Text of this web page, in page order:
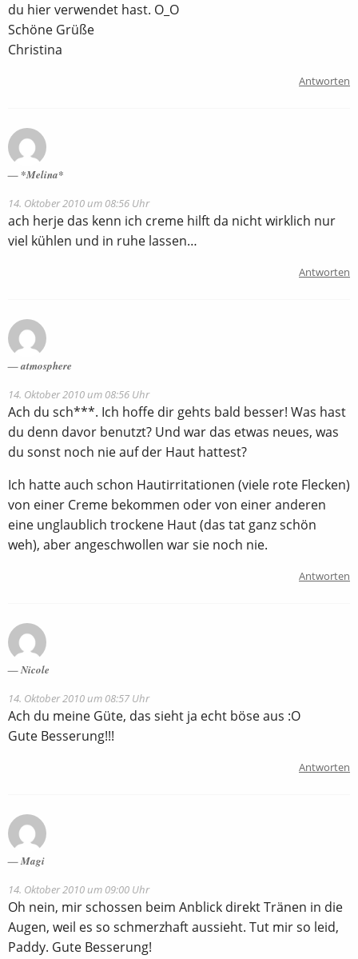
du hier verwendet hast. O_O
Schöne Grüße
Christina
Antworten
*Melina*
14. Oktober 2010 um 08:56 Uhr
ach herje das kenn ich creme hilft da nicht wirklich nur
viel kühlen und in ruhe lassen…
Antworten
atmosphere
14. Oktober 2010 um 08:56 Uhr
Ach du sch***. Ich hoffe dir gehts bald besser! Was hast
du denn davor benutzt? Und war das etwas neues, was
du sonst noch nie auf der Haut hattest?
Ich hatte auch schon Hautirritationen (viele rote Flecken)
von einer Creme bekommen oder von einer anderen
eine unglaublich trockene Haut (das tat ganz schön
weh), aber angeschwollen war sie noch nie.
Antworten
Nicole
14. Oktober 2010 um 08:57 Uhr
Ach du meine Güte, das sieht ja echt böse aus :O
Gute Besserung!!!
Antworten
Magi
14. Oktober 2010 um 09:00 Uhr
Oh nein, mir schossen beim Anblick direkt Tränen in die
Augen, weil es so schmerzhaft aussieht. Tut mir so leid,
Paddy. Gute Besserung!